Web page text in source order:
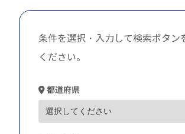
条件を選択・入力して検索ボタン
ください。
都道府県